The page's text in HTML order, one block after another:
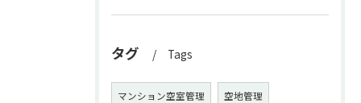
タグ Tags
マンション空室管理 空地管理